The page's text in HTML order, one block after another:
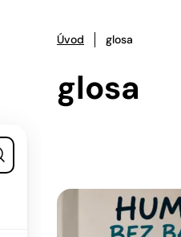
Úvod glosa
glosa